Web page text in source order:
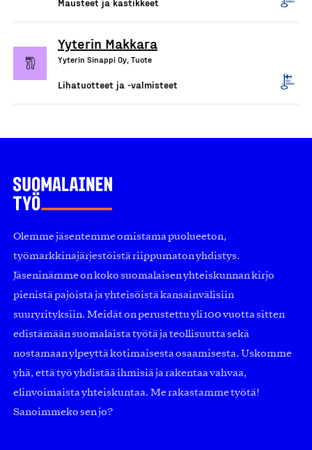
Mausteet ja kastikkeet
Yyterin Makkara
Yyterin Sinappi Oy, Tuote
Lihatuotteet ja -valmisteet
Olemme jäsentemme omistama puolueeton,
työmarkkinajärjestöistä riippumaton yhdistys.
Jäseninämme on koko suomalaisen yhteiskunnan kirjo
pienistä pajoista ja yhteisöistä kansainvälisiin
suuryrityksiin. Meidät on perustettu yli 100 vuotta sitten
edistämään suomalaista työtä ja teollisuutta sekä
nostamaan ylpeyttä kotimaisesta osaamisesta. Uskomme
yhä, että työ yhdistää ihmisiä ja rakentaa vahvaa,
elinvoimaista yhteiskuntaa. Me rakastamme työtä!
Sanoimmeko sen jo?